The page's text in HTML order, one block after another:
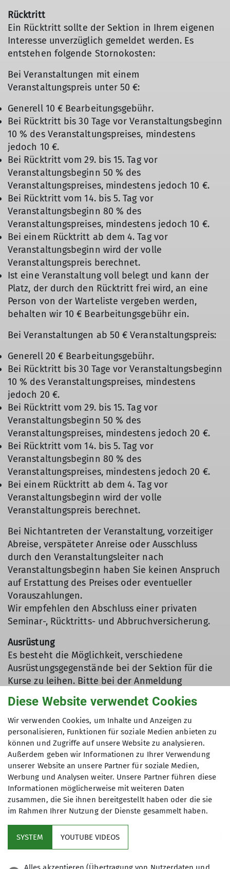
Rücktritt
Ein Rücktritt sollte der Sektion in Ihrem eigenen
Interesse unverzüglich gemeldet werden. Es
entstehen folgende Stornokosten:
Bei Veranstaltungen mit einem
Veranstaltungspreis unter 50 €:
Generell 10 € Bearbeitungsgebühr.
Bei Rücktritt bis 30 Tage vor Veranstaltungsbeginn
10 % des Veranstaltungspreises, mindestens
jedoch 10 €.
Bei Rücktritt vom 29. bis 15. Tag vor
Veranstaltungsbeginn 50 % des
Veranstaltungspreises, mindestens jedoch 10 €.
Bei Rücktritt vom 14. bis 5. Tag vor
Veranstaltungsbeginn 80 % des
Veranstaltungspreises, mindestens jedoch 10 €.
Bei einem Rücktritt ab dem 4. Tag vor
Veranstaltungsbeginn wird der volle
Veranstaltungspreis berechnet.
Ist eine Veranstaltung voll belegt und kann der
Platz, der durch den Rücktritt frei wird, an eine
Person von der Warteliste vergeben werden,
behalten wir 10 € Bearbeitungsgebühr ein.
Bei Veranstaltungen ab 50 € Veranstaltungspreis:
Generell 20 € Bearbeitungsgebühr.
Bei Rücktritt bis 30 Tage vor Veranstaltungsbeginn
10 % des Veranstaltungspreises, mindestens
jedoch 20 €.
Bei Rücktritt vom 29. bis 15. Tag vor
Veranstaltungsbeginn 50 % des
Veranstaltungspreises, mindestens jedoch 20 €.
Bei Rücktritt vom 14. bis 5. Tag vor
Veranstaltungsbeginn 80 % des
Veranstaltungspreises, mindestens jedoch 20 €.
Bei einem Rücktritt ab dem 4. Tag vor
Veranstaltungsbeginn wird der volle
Veranstaltungspreis berechnet.
Bei Nichtantreten der Veranstaltung, vorzeitiger
Abreise, verspäteter Anreise oder Ausschluss
durch den Veranstaltungsleiter nach
Veranstaltungsbeginn haben Sie keinen Anspruch
auf Erstattung des Preises oder eventueller
Vorauszahlungen.
Wir empfehlen den Abschluss einer privaten
Seminar-, Rücktritts- und Abbruchversicherung.
Ausrüstung
Es besteht die Möglichkeit, verschiedene
Ausrüstungsgegenstände bei der Sektion für die
Kurse zu leihen. Bitte bei der Anmeldung
nachfragen.
Außerdem gelten alleHinweise zur Teilnahme an
Sektionstouren
Diese Website verwendet Cookies
Wir verwenden Cookies, um Inhalte und Anzeigen zu
personalisieren, Funktionen für soziale Medien anbieten zu
können und Zugriffe auf unsere Website zu analysieren.
Außerdem geben wir Informationen zu Ihrer Verwendung
unserer Website an unsere Partner für soziale Medien,
Werbung und Analysen weiter. Unsere Partner führen diese
Informationen möglicherweise mit weiteren Daten
zusammen, die Sie ihnen bereitgestellt haben oder die sie
im Rahmen Ihrer Nutzung der Dienste gesammelt haben.
SYSTEM YOUTUBE VIDEOS